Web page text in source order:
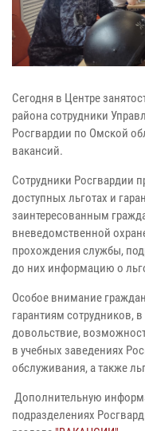
Сегодня в Центре
района сотрудники
Росгвардии по Омской
вакансий.
Сотрудники Росгвардии
доступных льготах и
заинтересованным
вневедомственной
прохождения службы,
до них информацию о
Особое внимание
гарантиям сотрудников,
довольствие,
в учебных заведениях
обслуживания, а также
Дополнительную
подразделениях